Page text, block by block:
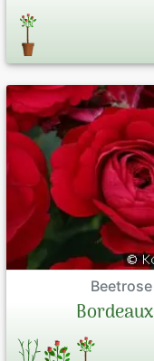
Beetrose
Bordeaux